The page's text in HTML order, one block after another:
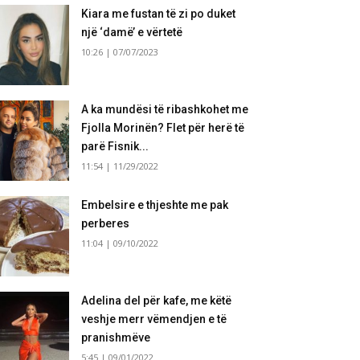
Kiara me fustan të zi po duket
një ‘damë’ e vërtetë
10:26 | 07/07/2023
A ka mundësi të ribashkohet me
Fjolla Morinën? Flet për herë të
parë Fisnik...
11:54 | 11/29/2022
Embelsire e thjeshte me pak
perberes
11:04 | 09/10/2022
Adelina del për kafe, me këtë
veshje merr vëmendjen e të
pranishmëve
5:45 | 09/01/2022